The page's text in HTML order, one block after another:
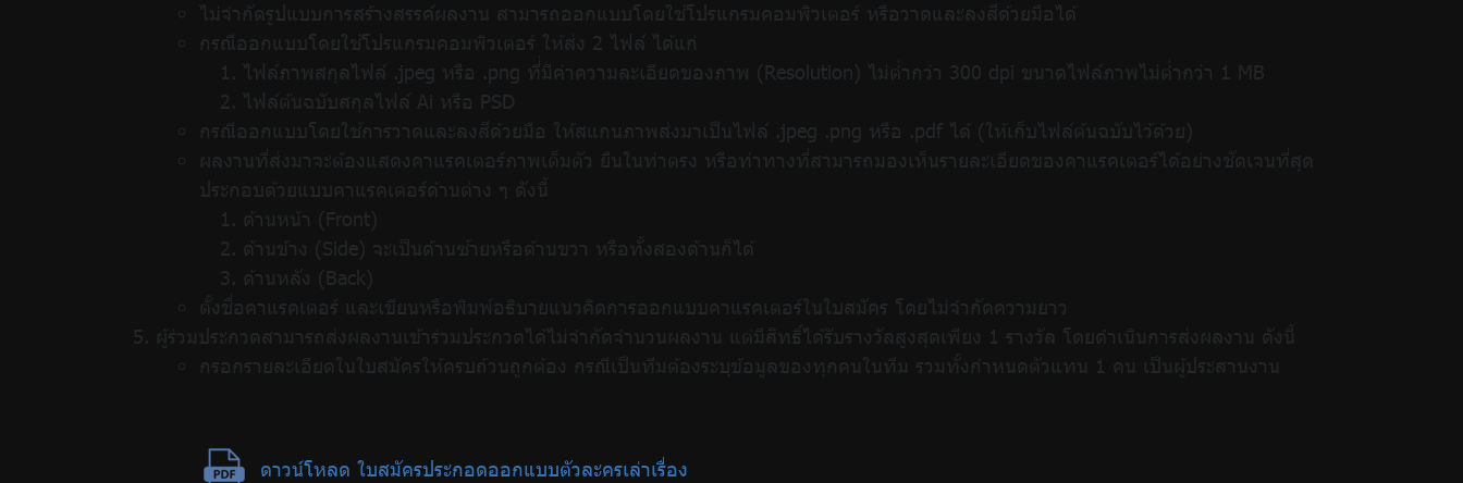
ไม่จำกัดรูปแบบการสร้างสรรค์ผลงาน สามารถออกแบบโดยใช้โปรแกรมคอมพิวเตอร์ หรือวาดและลงสีด้วยมือได้
กรณีออกแบบโดยใช้โปรแกรมคอมพิวเตอร์ ให้ส่ง 2 ไฟล์ ได้แก่
ไฟล์ภาพสกุลไฟล์ .jpeg หรือ .png ที่่มีค่าความละเอียดของภาพ (Resolution) ไม่ต่ำกว่า 300 dpi ขนาดไฟล์ภาพไม่ต่ำกว่า 1 MB
ไฟล์ต้นฉบับสกุลไฟล์ Ai หรือ PSD
กรณีออกแบบโดยใช้การวาดและลงสีด้วยมือ ให้สแกนภาพส่งมาเป็นไฟล์ .jpeg .png หรือ .pdf ได้ (ให้เก็บไฟล์ต้นฉบับไว้ด้วย)
ผลงานที่ส่งมาจะต้องแสดงคาแรคเตอร์ภาพเต็มตัว ยืนในท่าตรง หรือท่าทางที่สามารถมองเห็นรายละเอียดของคาแรคเตอร์ได้อย่างชัดเจนที่สุด
ประกอบด้วยแบบคาแรคเตอร์ด้านต่าง ๆ ดังนี้
ด้านหน้า (Front)
ด้านข้าง (Side) จะเป็นด้านซ้ายหรือด้านขวา หรือทั้งสองด้านก็ได้
ด้านหลัง (Back)
ตั้งชื่อคาแรคเตอร์ และเขียนหรือพิมพ์อธิบายแนวคิดการออกแบบคาแรคเตอร์ในใบสมัคร โดยไม่จำกัดความยาว
ผู้ร่วมประกวดสามารถส่งผลงานเข้าร่วมประกวดได้ไม่จำกัดจำนวนผลงาน แต่มีสิทธิ์ได้รับรางวัลสูงสุดเพียง 1 รางวัล โดยดำเนินการส่งผลงาน ดังนี้
กรอกรายละเอียดในใบสมัครให้ครบถ้วนถูกต้อง กรณีเป็นทีมต้องระบุข้อมูลของทุกคนในทีม รวมทั้งกำหนดตัวแทน 1 คน เป็นผู้ประสานงาน
ดาวน์โหลด ใบสมัครประกอดออกแบบตัวละครเล่าเรื่อง